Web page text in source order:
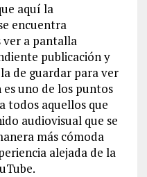
aquí la
encuentra
ver a pantalla
publicación y
de guardar para ver
uno de los puntos
todos aquellos que
audiovisual que se
más cómoda
alejada de la